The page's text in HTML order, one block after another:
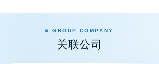
GROUP COMPANY
关联公司